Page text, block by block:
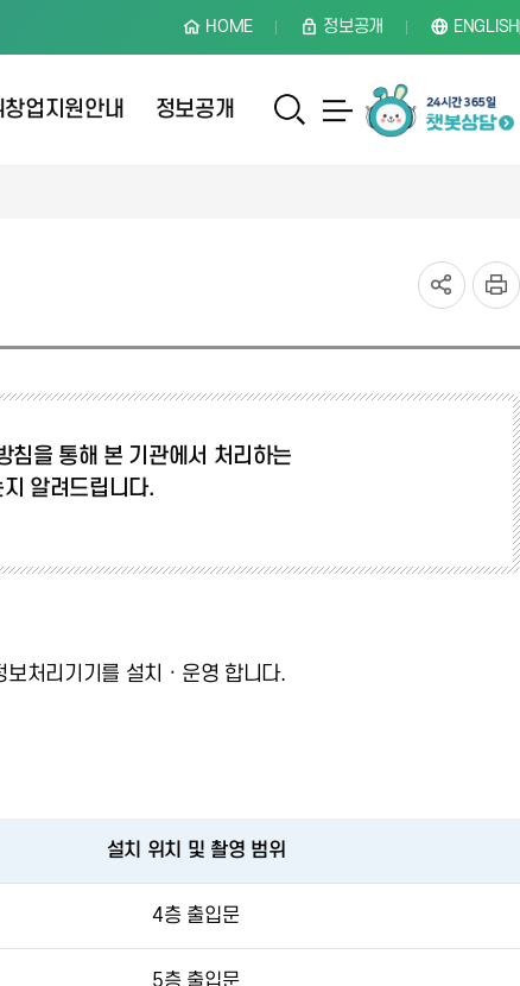
HOME 정보공개 ENGLISH
창업지원안내 정보공개
침을 통해 본 기관에서 처리하는
알려드립니다.
보처리기기를 설치 · 운영 합니다.
설치 위치 및 촬영 범위
4층 출입문
5층 출입문